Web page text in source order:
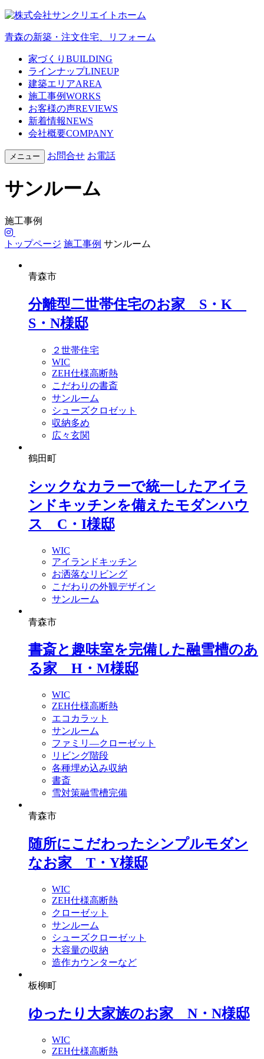
青森の新築・注文住宅、リフォーム
家づくり BUILDING
ラインナップLINEUP
建築エリアAREA
施工事例WORKS
お客様の声REVIEWS
新着情報NEWS
会社概要COMPANY
メニュー お問合せ お電話
サンルーム
施工事例
トップページ 施工事例 サンルーム
青森市
分離型二世帯住宅のお家 S・K
S・N様邸
２世帯住宅
WIC
ZEH仕様高断熱
こだわりの書斎
サンルーム
シューズクロゼット
収納多め
広々玄関
鶴田町
シックなカラーで統一したアイラ
ンドキッチンを備えたモダンハウ
ス C・I様邸
WIC
アイランドキッチン
お洒落なリビング
こだわりの外観デザイン
サンルーム
青森市
書斎と趣味室を完備した融雪槽のあ
る家 H・M様邸
WIC
ZEH仕様高断熱
エコカラット
サンルーム
ファミリ―クローゼット
リビング階段
各種埋め込み収納
書斎
雪対策融雪槽完備
青森市
随所にこだわったシンプルモダン
なお家 T・Y様邸
WIC
ZEH仕様高断熱
クローゼット
サンルーム
シューズクローゼット
大容量の収納
造作カウンターなど
板柳町
ゆったり大家族のお家 N・N様邸
WIC
ZEH仕様高断熱